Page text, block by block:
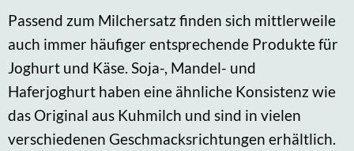
Passend zum Milchersatz finden sich mittlerweile
auch immer häufiger entsprechende Produkte für
Joghurt und Käse. Soja-, Mandel- und
Haferjoghurt haben eine ähnliche Konsistenz wie
das Original aus Kuhmilch und sind in vielen
verschiedenen Geschmacksrichtungen erhältlich.